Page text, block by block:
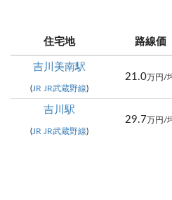
住宅地 路線価
吉川美南駅
(JR JR武蔵野線)
21.0万円/
吉川駅
(JR JR武蔵野線)
29.7万円/